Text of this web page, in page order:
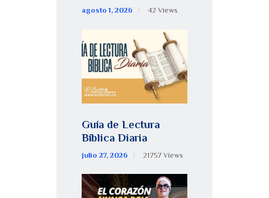
agosto 1, 2026 42 Views
Guía de Lectura
Bíblica Diaria
julio 27, 2026 21757 Views